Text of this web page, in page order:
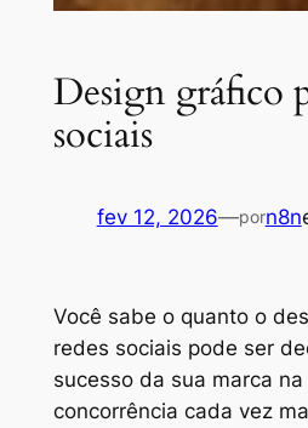
Design gráfico
sociais
fev 12, 2026—porn8n
Você sabe o quanto o
redes sociais pode ser
sucesso da sua marca
concorrência cada vez